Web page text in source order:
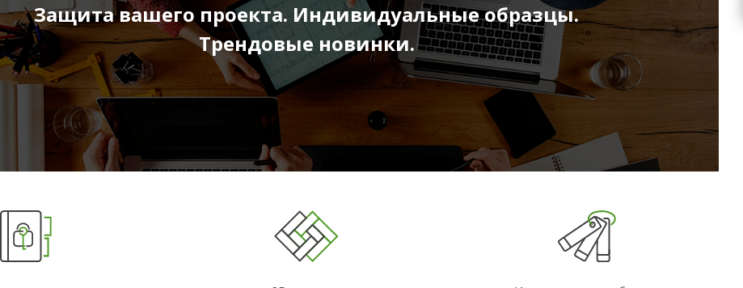
Защита вашего проекта. Индивидуальные образцы.
Трендовые новинки.